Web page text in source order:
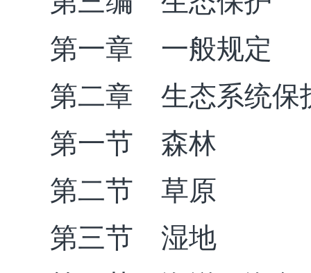
第一章 一般规定
第二章 生态系统保
第一节 森林
第二节 草原
第三节 湿地